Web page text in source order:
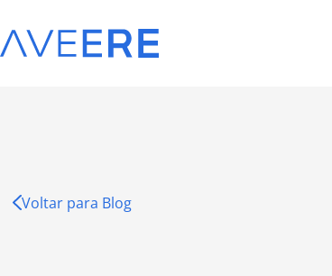
Voltar para Blog